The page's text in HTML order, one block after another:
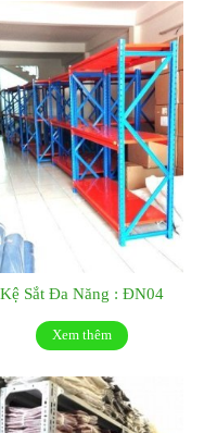
Kệ Sắt Đa Năng : ĐN04
Xem thêm